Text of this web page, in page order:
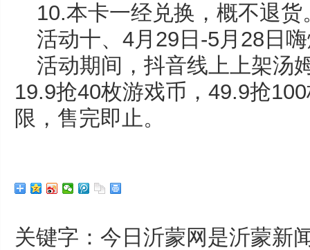
10.本卡一经兑换，概不退货
活动十、4月29日-5月28日
活动期间，抖音线上上架汤
19.9抢40枚游戏币，49.9抢
限，售完即止。
关键字：今日沂蒙网是沂蒙新